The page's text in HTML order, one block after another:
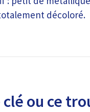
décoloré.
ou ce